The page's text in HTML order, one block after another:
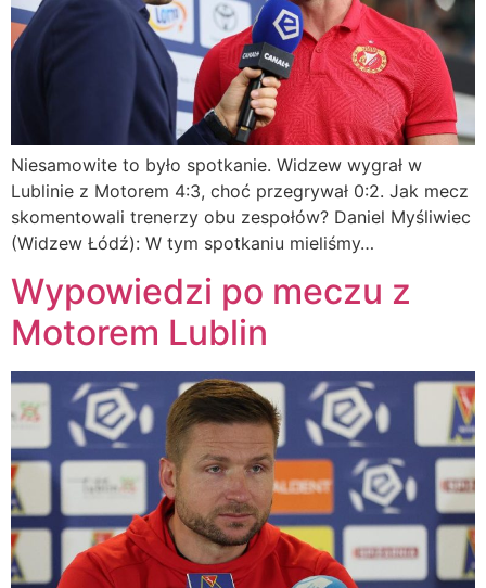
Niesamowite to było spotkanie. Widzew wygrał w
Lublinie z Motorem 4:3, choć przegrywał 0:2. Jak mecz
skomentowali trenerzy obu zespołów? Daniel Myśliwiec
(Widzew Łódź): W tym spotkaniu mieliśmy…
Wypowiedzi po meczu z
Motorem Lublin